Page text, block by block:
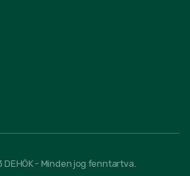
- Minden jog fenntartva.